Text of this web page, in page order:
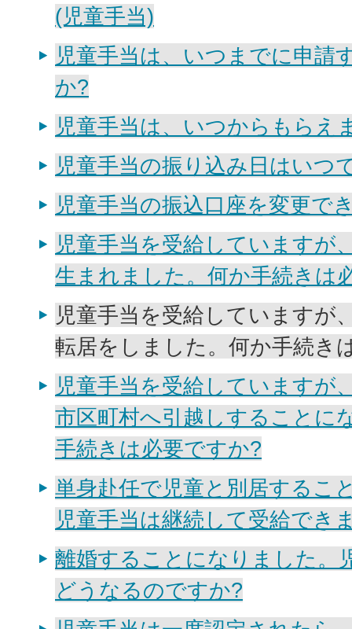
(児童手当)
児童手当は、いつまでに申請
か?
児童手当は、いつからもらえ
児童手当の振り込み日はいつ
児童手当の振込口座を変更で
児童手当を受給していますが
生まれました。何か手続きは
児童手当を受給していますが
転居をしました。何か手続き
児童手当を受給していますが
市区町村へ引越しすることに
手続きは必要ですか?
単身赴任で児童と別居するこ
児童手当は継続して受給でき
離婚することになりました。
どうなるのですか?